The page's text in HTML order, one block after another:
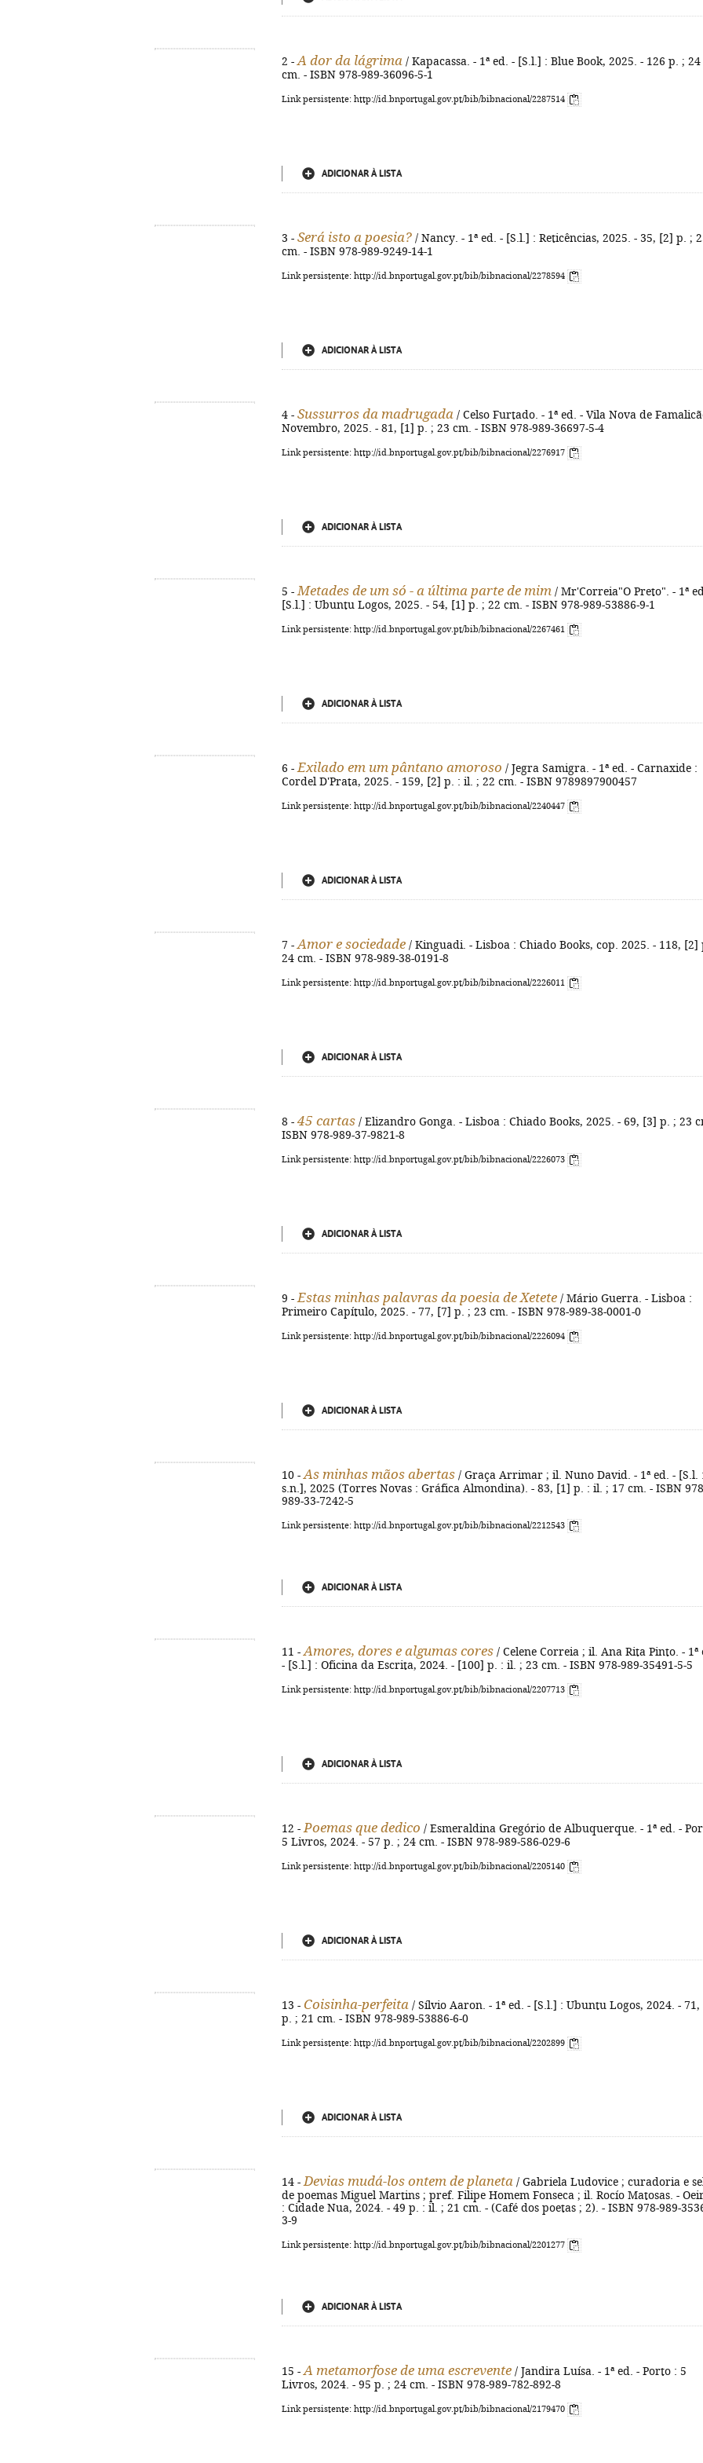
2 - A dor da lágrima / Kapacassa. - 1ª ed. - [S.l.] : Blue Book, 2025. - 126 p. ; 24
cm. - ISBN 978-989-36096-5-1
Link persistente: http://id.bnportugal.gov.pt/bib/bibnacional/2287514
ADICIONAR À LISTA
3 - Será isto a poesia? / Nancy. - 1ª ed. - [S.l.] : Reticências, 2025. - 35, [2] p. ;
cm. - ISBN 978-989-9249-14-1
Link persistente: http://id.bnportugal.gov.pt/bib/bibnacional/2278594
ADICIONAR À LISTA
4 - Sussurros da madrugada / Celso Furtado. - 1ª ed. - Vila Nova de
Novembro, 2025. - 81, [1] p. ; 23 cm. - ISBN 978-989-36697-5-4
Link persistente: http://id.bnportugal.gov.pt/bib/bibnacional/2276917
ADICIONAR À LISTA
5 - Metades de um só - a última parte de mim / Mr'Correia"O Preto". - 1ª
[S.l.] : Ubuntu Logos, 2025. - 54, [1] p. ; 22 cm. - ISBN 978-989-53886-9-1
Link persistente: http://id.bnportugal.gov.pt/bib/bibnacional/2267461
ADICIONAR À LISTA
6 - Exilado em um pântano amoroso / Jegra Samigra. - 1ª ed. - Carnaxide :
Cordel D'Prata, 2025. - 159, [2] p. : il. ; 22 cm. - ISBN 9789897900457
Link persistente: http://id.bnportugal.gov.pt/bib/bibnacional/2240447
ADICIONAR À LISTA
7 - Amor e sociedade / Kinguadi. - Lisboa : Chiado Books, cop. 2025. - 118, [2]
24 cm. - ISBN 978-989-38-0191-8
Link persistente: http://id.bnportugal.gov.pt/bib/bibnacional/2226011
ADICIONAR À LISTA
8 -45 cartas / Elizandro Gonga. - Lisboa : Chiado Books, 2025. - 69, [3] p. ; 23
ISBN 978-989-37-9821-8
Link persistente: http://id.bnportugal.gov.pt/bib/bibnacional/2226073
ADICIONAR À LISTA
9 - Estas minhas palavras da poesia de Xetete / Mário Guerra. - Lisboa :
Primeiro Capítulo, 2025. - 77, [7] p. ; 23 cm. - ISBN 978-989-38-0001-0
Link persistente: http://id.bnportugal.gov.pt/bib/bibnacional/2226094
ADICIONAR À LISTA
10 - As minhas mãos abertas / Graça Arrimar ; il. Nuno David. - 1ª ed. - [S.l.
s.n.], 2025 (Torres Novas : Gráfica Almondina). - 83, [1] p. : il. ; 17 cm. - ISBN
989-33-7242-5
Link persistente: http://id.bnportugal.gov.pt/bib/bibnacional/2212543
ADICIONAR À LISTA
11 - Amores, dores e algumas cores / Celene Correia ; il. Ana Rita Pinto. - 1ª
- [S.l.] : Oficina da Escrita, 2024. - [100] p. : il. ; 23 cm. - ISBN 978-989-35491-5-5
Link persistente: http://id.bnportugal.gov.pt/bib/bibnacional/2207713
ADICIONAR À LISTA
12 - Poemas que dedico / Esmeraldina Gregório de Albuquerque. - 1ª ed. -
5 Livros, 2024. - 57 p. ; 24 cm. - ISBN 978-989-586-029-6
Link persistente: http://id.bnportugal.gov.pt/bib/bibnacional/2205140
ADICIONAR À LISTA
13 - Coisinha-perfeita / Sílvio Aaron. - 1ª ed. - [S.l.] : Ubuntu Logos, 2024. -
p. ; 21 cm. - ISBN 978-989-53886-6-0
Link persistente: http://id.bnportugal.gov.pt/bib/bibnacional/2202899
ADICIONAR À LISTA
14 - Devias mudá-los ontem de planeta / Gabriela Ludovice ; curadoria e
de poemas Miguel Martins ; pref. Filipe Homem Fonseca ; il. Rocío Matosas. -
: Cidade Nua, 2024. - 49 p. : il. ; 21 cm. - (Café dos poetas ; 2). - ISBN 978-989-
3-9
Link persistente: http://id.bnportugal.gov.pt/bib/bibnacional/2201277
ADICIONAR À LISTA
15 - A metamorfose de uma escrevente / Jandira Luísa. - 1ª ed. - Porto : 5
Livros, 2024. - 95 p. ; 24 cm. - ISBN 978-989-782-892-8
Link persistente: http://id.bnportugal.gov.pt/bib/bibnacional/2179470